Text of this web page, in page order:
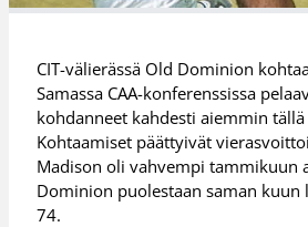
CIT-välierässä Old Dominion
Samassa CAA-konferenssissa
kohdanneet kahdesti aiemmin
Kohtaamiset päättyivät
Madison oli vahvempi tammikuun
Dominion puolestaan saman
74.